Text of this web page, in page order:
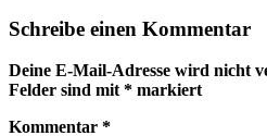
Schreibe einen Kommentar
Deine E-Mail-Adresse wird nicht
Felder sind mit* markiert
Kommentar *